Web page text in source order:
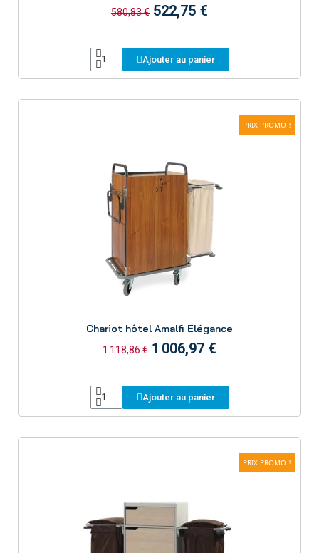
580,83 € 522,75 €
Ajouter au panier
PRIX PROMO !
Chariot hôtel Amalfi Elégance
1 118,86 € 1 006,97 €
Ajouter au panier
PRIX PROMO !